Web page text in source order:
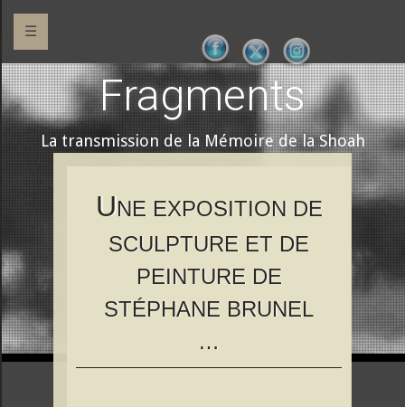
☰
Fragments
La transmission de la Mémoire de la Shoah
UNE EXPOSITION DE
SCULPTURE ET DE
PEINTURE DE
STÉPHANE BRUNEL
…